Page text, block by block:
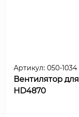
Артикул: 050-1034
Вентилятор
HD4870